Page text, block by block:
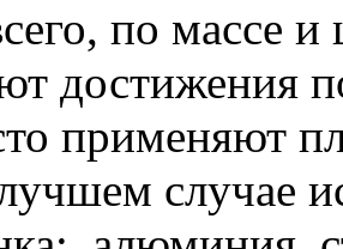
по массе
достижения
применяют
случае